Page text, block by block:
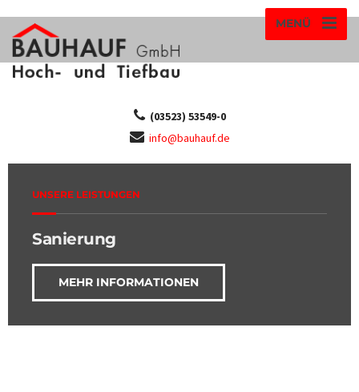
MENÜ
(03523) 53549-0
info@bauhauf.de
UNSERE LEISTUNGEN
Sanierung
MEHR INFORMATIONEN